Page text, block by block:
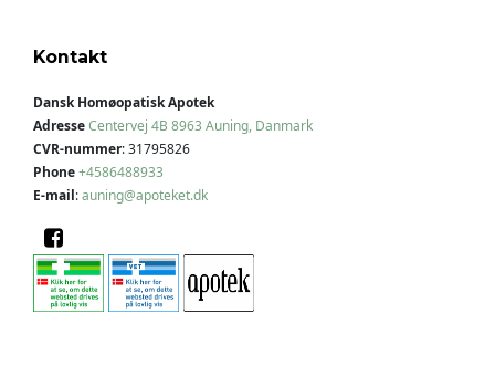
Kontakt
Dansk Homøopatisk Apotek
AdresseCentervej 4B 8963 Auning, Danmark
CVR-nummer:31795826
Phone+4586488933
E-mail:auning@apoteket.dk